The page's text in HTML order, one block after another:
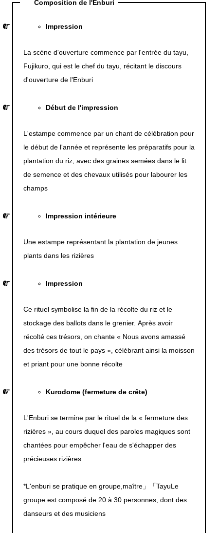
Composition de l'Enburi
Impression
La scène d'ouverture commence par l'entrée du tayu,
Fujikuro, qui est le chef du tayu, récitant le discours
d'ouverture de l'Enburi
Début de l'impression
L'estampe commence par un chant de célébration pour
le début de l'année et représente les préparatifs pour la
plantation du riz, avec des graines semées dans le lit
de semence et des chevaux utilisés pour labourer les
champs
Impression intérieure
Une estampe représentant la plantation de jeunes
plants dans les rizières
Impression
Ce rituel symbolise la fin de la récolte du riz et le
stockage des ballots dans le grenier. Après avoir
récolté ces trésors, on chante « Nous avons amassé
des trésors de tout le pays », célébrant ainsi la moisson
et priant pour une bonne récolte
Kurodome (fermeture de crête)
L'Enburi se termine par le rituel de la « fermeture des
rizières », au cours duquel des paroles magiques sont
chantées pour empêcher l'eau de s'échapper des
précieuses rizières
*L'enburi se pratique en groupe, maître」「TayuLe
groupe est composé de 20 à 30 personnes, dont des
danseurs et des musiciens